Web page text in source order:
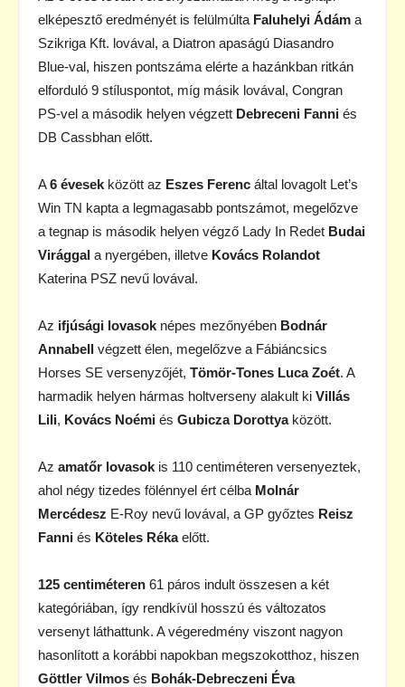
elképesztő eredményét is felülmúlta Faluhelyi Ádám a
Szikriga Kft. lovával, a Diatron apaságú Diasandro
Blue-val, hiszen pontszáma elérte a hazánkban ritkán
elforduló 9 stíluspontot, míg másik lovával, Congran
PS-vel a második helyen végzett Debreceni Fanni és
DB Cassbhan előtt.
A6 évesek között az Eszes Ferenc által lovagolt Let’s
Win TN kapta a legmagasabb pontszámot, megelőzve
a tegnap is második helyen végző Lady In Redet Budai
Virággal a nyergében, illetve Kovács Rolandot
Katerina PSZ nevű lovával.
Az ifjúsági lovasok népes mezőnyében Bodnár
Annabell végzett élen, megelőzve a Fábiáncsics
Horses SE versenyzőjét, Tömör-Tones Luca Zoét. A
harmadik helyen hármas holtverseny alakult ki Villás
Lili, Kovács Noémi és Gubicza Dorottyaközött.
Az amatőr lovasok is 110 centiméteren versenyeztek,
ahol négy tizedes fölénnyel ért célba Molnár
Mercédesz E-Roy nevű lovával, a GP győztes Reisz
Fanni és Köteles Rékaelőtt.
125 centiméteren 61 páros indult összesen a két
kategóriában, így rendkívül hosszú és változatos
versenyt láthattunk. A végeredmény viszont nagyon
hasonlított a korábbi napokban megszokotthoz, hiszen
Göttler Vilmos és Bohák-Debreczeni Éva